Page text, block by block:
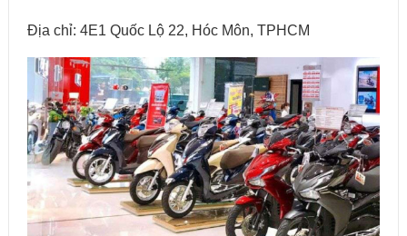
Địa chỉ: 4E1 Quốc Lộ 22, Hóc Môn, TPHCM